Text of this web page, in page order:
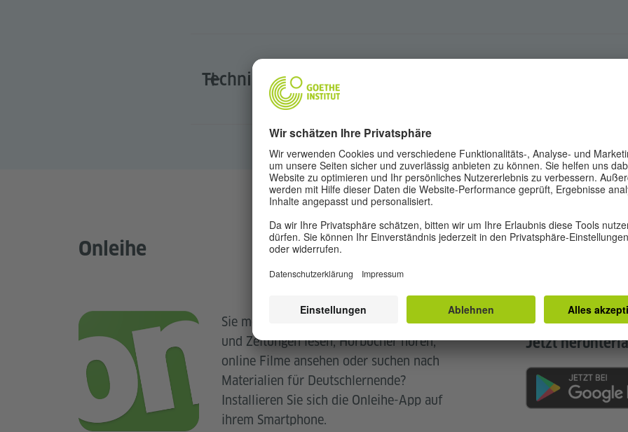
Technische Mindestvoraussetzungen
Onleihe
Sie möchten deutschsprachige E-Books
und Zeitungen lesen, Hörbücher hören,
online Filme ansehen oder suchen nach
Materialien für Deutschlernende?
Installieren Sie sich die Onleihe-App auf
ihrem Smartphone.
Jetzt